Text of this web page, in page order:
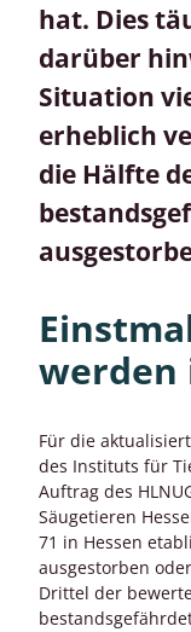
hat. Dies
darüber
Situation
erheblich
die Hälfte
werden
Für die
des Instituts für
Auftrag des
Säugetieren
71 in Hessen
ausgestorben
Drittel der